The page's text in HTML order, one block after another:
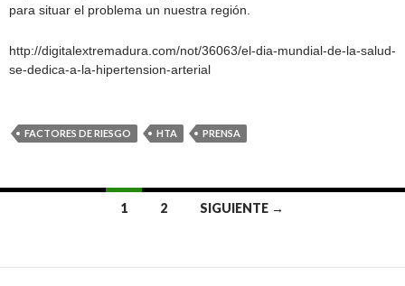
para situar el problema un nuestra región.
http://digitalextremadura.com/not/36063/el-dia-mundial-de-la-salud-
se-dedica-a-la-hipertension-arterial
FACTORES DE RIESGO HTA PRENSA
las
1 2 SIGUIENTE →